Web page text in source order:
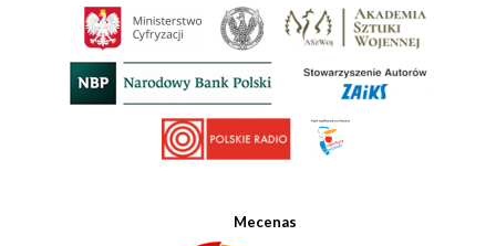
Mecenas